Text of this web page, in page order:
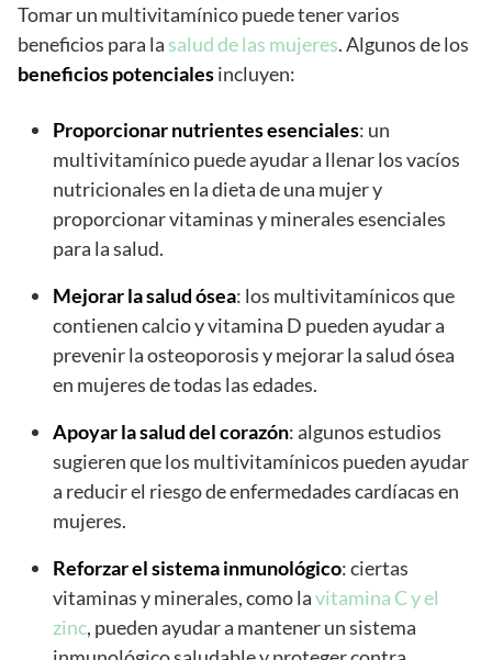
Tomar un multivitamínico puede tener varios
beneficios para la salud de las mujeres. Algunos de los
beneficios potencialesincluyen:
Proporcionar nutrientes esenciales: un
multivitamínico puede ayudar a llenar los vacíos
nutricionales en la dieta de una mujer y
proporcionar vitaminas y minerales esenciales
para la salud.
Mejorar la salud ósea: los multivitamínicos que
contienen calcio y vitamina D pueden ayudar a
prevenir la osteoporosis y mejorar la salud ósea
en mujeres de todas las edades.
Apoyar la salud del corazón: algunos estudios
sugieren que los multivitamínicos pueden ayudar
a reducir el riesgo de enfermedades cardíacas en
mujeres.
Reforzar el sistema inmunológico: ciertas
vitaminas y minerales, como lavitamina C y el
zinc, pueden ayudar a mantener un sistema